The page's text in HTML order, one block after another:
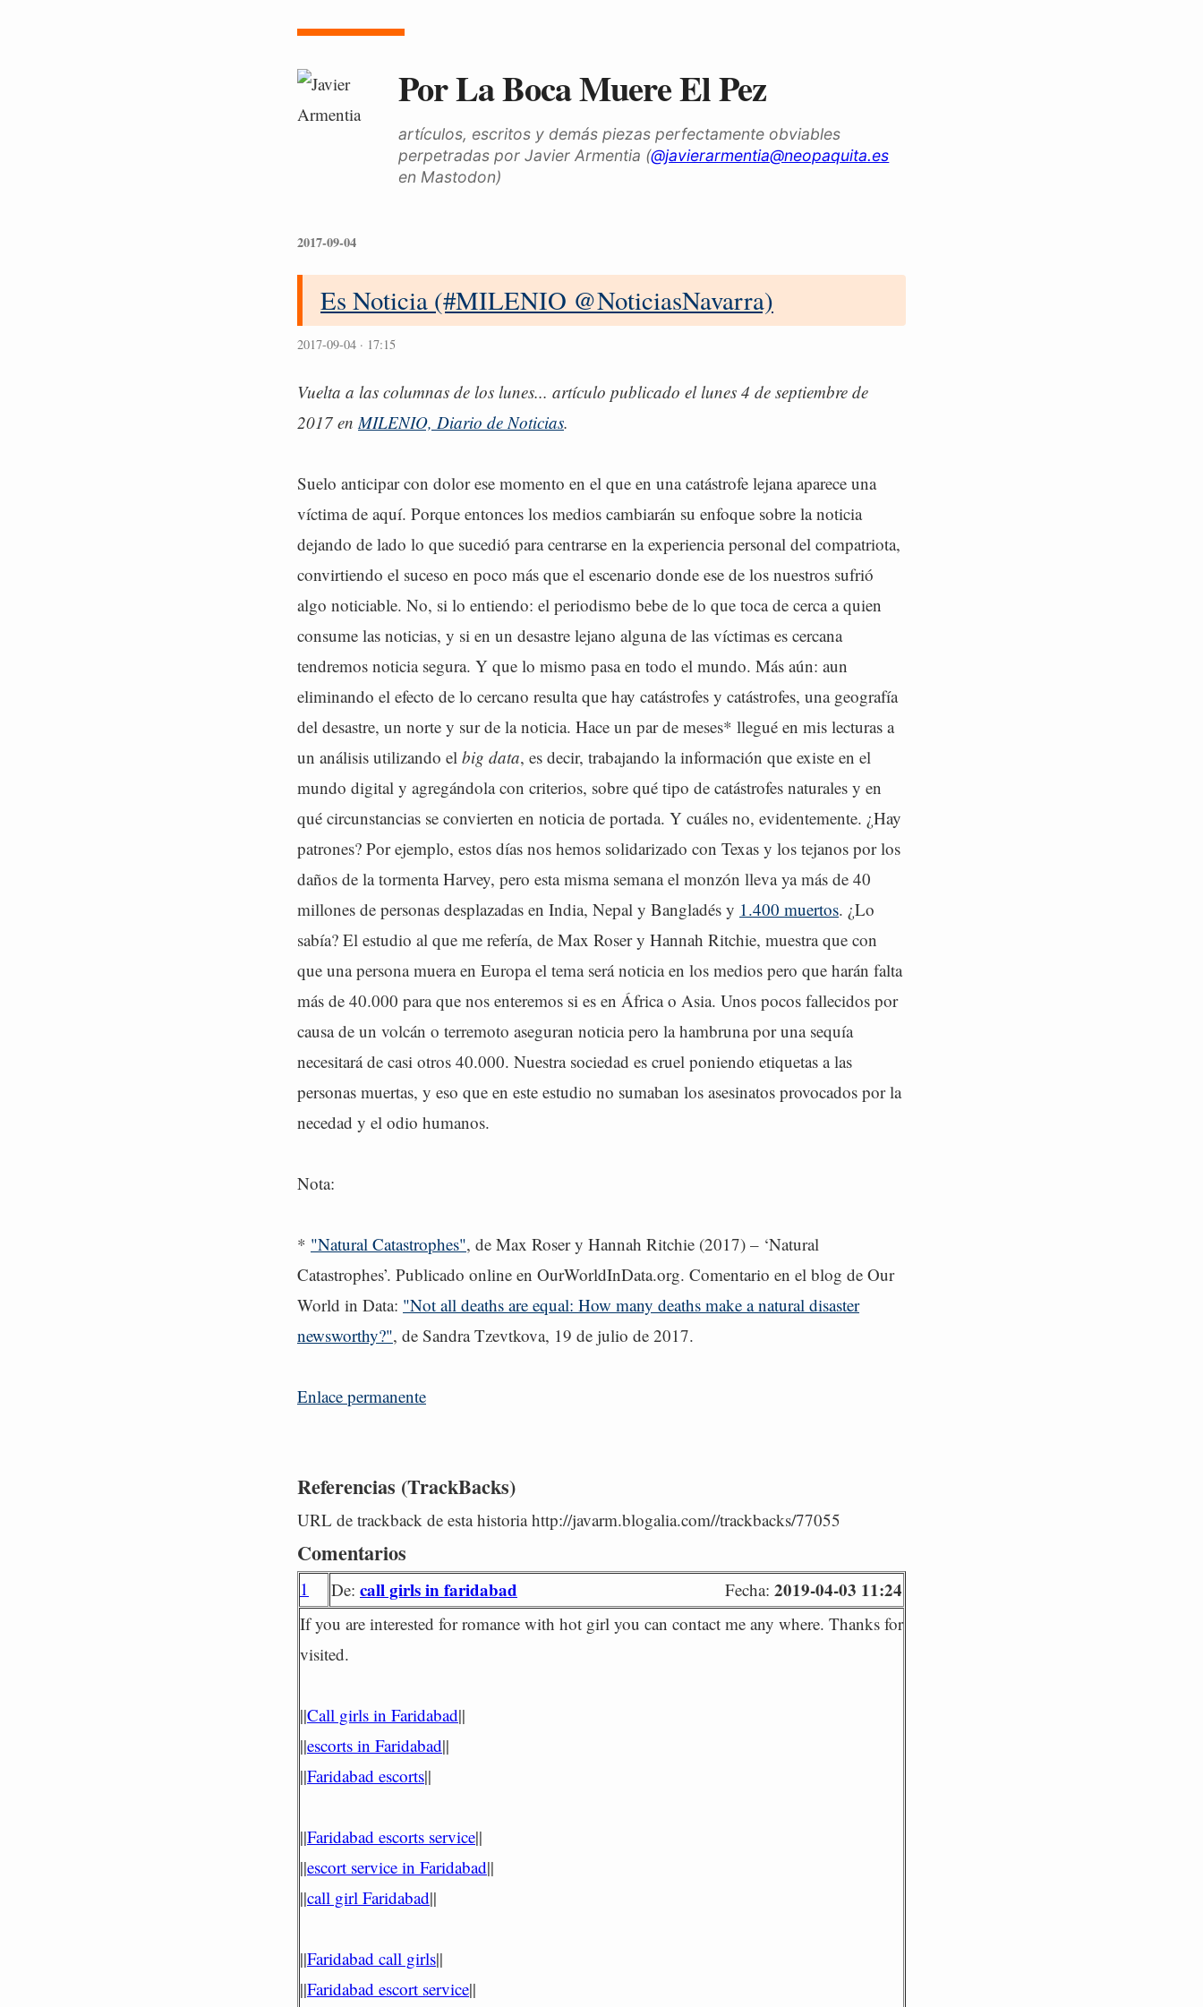
Por La Boca Muere El Pez
artículos, escritos y demás piezas perfectamente obviables
perpetradas por Javier Armentia (@javierarmentia@neopaquita.es
en Mastodon)
2017-09-04
Es Noticia (#MILENIO @NoticiasNavarra)
2017-09-04 · 17:15
Vuelta a las columnas de los lunes... artículo publicado el lunes 4 de septiembre de
2017 enMILENIO, Diario de Noticias.
Suelo anticipar con dolor ese momento en el que en una catástrofe lejana aparece una
víctima de aquí. Porque entonces los medios cambiarán su enfoque sobre la noticia
dejando de lado lo que sucedió para centrarse en la experiencia personal del compatriota,
convirtiendo el suceso en poco más que el escenario donde ese de los nuestros sufrió
algo noticiable. No, si lo entiendo: el periodismo bebe de lo que toca de cerca a quien
consume las noticias, y si en un desastre lejano alguna de las víctimas es cercana
tendremos noticia segura. Y que lo mismo pasa en todo el mundo. Más aún: aun
eliminando el efecto de lo cercano resulta que hay catástrofes y catástrofes, una geografía
del desastre, un norte y sur de la noticia. Hace un par de meses* llegué en mis lecturas a
un análisis utilizando el big data, es decir, trabajando la información que existe en el
mundo digital y agregándola con criterios, sobre qué tipo de catástrofes naturales y en
qué circunstancias se convierten en noticia de portada. Y cuáles no, evidentemente. ¿Hay
patrones? Por ejemplo, estos días nos hemos solidarizado con Texas y los tejanos por los
daños de la tormenta Harvey, pero esta misma semana el monzón lleva ya más de 40
millones de personas desplazadas en India, Nepal y Bangladés y 1.400 muertos. ¿Lo
sabía? El estudio al que me refería, de Max Roser y Hannah Ritchie, muestra que con
que una persona muera en Europa el tema será noticia en los medios pero que harán falta
más de 40.000 para que nos enteremos si es en África o Asia. Unos pocos fallecidos por
causa de un volcán o terremoto aseguran noticia pero la hambruna por una sequía
necesitará de casi otros 40.000. Nuestra sociedad es cruel poniendo etiquetas a las
personas muertas, y eso que en este estudio no sumaban los asesinatos provocados por la
necedad y el odio humanos.
Nota:
* "Natural Catastrophes", de Max Roser y Hannah Ritchie (2017) – ‘Natural
Catastrophes’. Publicado online en OurWorldInData.org. Comentario en el blog de Our
World in Data: "Not all deaths are equal: How many deaths make a natural disaster
newsworthy?", de Sandra Tzevtkova, 19 de julio de 2017.
Enlace permanente
Referencias (TrackBacks)
URL de trackback de esta historia http://javarm.blogalia.com//trackbacks/77055
Comentarios
1 De: call girls in faridabad Fecha: 2019-04-03 11:24
If you are interested for romance with hot girl you can contact me any where. Thanks for
visited.
||Call girls in Faridabad||
||escorts in Faridabad||
||Faridabad escorts||
||Faridabad escorts service||
||escort service in Faridabad||
||call girl Faridabad||
||Faridabad call girls||
||Faridabad escort service||